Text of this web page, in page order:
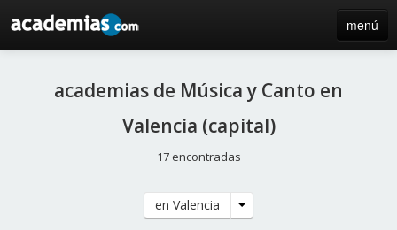
menú
blogacademias de Música y Canto en
Valencia (capital)
17 encontradas
en Valencia